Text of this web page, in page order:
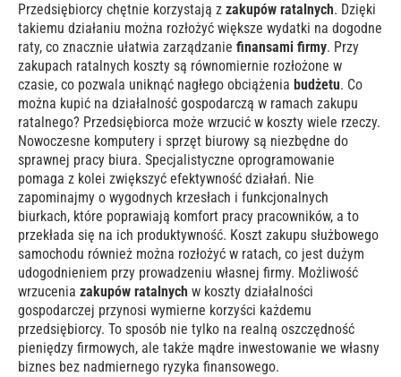
Przedsiębiorcy chętnie korzystają z zakupów ratalnych. Dzięki
takiemu działaniu można rozłożyć większe wydatki na dogodne
raty, co znacznie ułatwia zarządzanie finansami firmy. Przy
zakupach ratalnych koszty są równomiernie rozłożone w
czasie, co pozwala uniknąć nagłego obciążenia budżetu. Co
można kupić na działalność gospodarczą w ramach zakupu
ratalnego? Przedsiębiorca może wrzucić w koszty wiele rzeczy.
Nowoczesne komputery i sprzęt biurowy są niezbędne do
sprawnej pracy biura. Specjalistyczne oprogramowanie
pomaga z kolei zwiększyć efektywność działań. Nie
zapominajmy o wygodnych krzesłach i funkcjonalnych
biurkach, które poprawiają komfort pracy pracowników, a to
przekłada się na ich produktywność. Koszt zakupu służbowego
samochodu również można rozłożyć w ratach, co jest dużym
udogodnieniem przy prowadzeniu własnej firmy. Możliwość
wrzucenia zakupów ratalnych w koszty działalności
gospodarczej przynosi wymierne korzyści każdemu
przedsiębiorcy. To sposób nie tylko na realną oszczędność
pieniędzy firmowych, ale także mądre inwestowanie we własny
biznes bez nadmiernego ryzyka finansowego.